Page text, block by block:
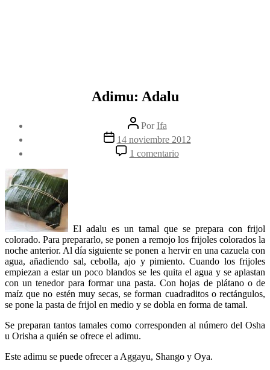
Adimu: Adalu
Autor
de
la
entrada
PorIfa
Fecha14 noviembre 2012
1 comentario
Adimu:
El adalu es un tamal que se prepara con frijol
colorado. Para prepararlo, se ponen a remojo los frijoles colorados la
noche anterior. Al día siguiente se ponen a hervir en una cazuela con
agua, añadiendo sal, cebolla, ajo y pimiento. Cuando los frijoles
empiezan a estar un poco blandos se les quita el agua y se aplastan
con un tenedor para formar una pasta. Con hojas de plátano o de
maíz que no estén muy secas, se forman cuadraditos o rectángulos,
se pone la pasta de frijol en medio y se dobla en forma de tamal.
Se preparan tantos tamales como corresponden al número del Osha
u Orisha a quién se ofrece el adimu.
Este adimu se puede ofrecer a Aggayu, Shango y Oya.